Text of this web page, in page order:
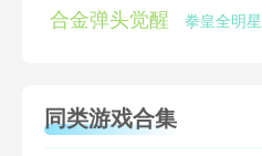
合金弹头觉醒 拳皇全明星
同类游戏合集